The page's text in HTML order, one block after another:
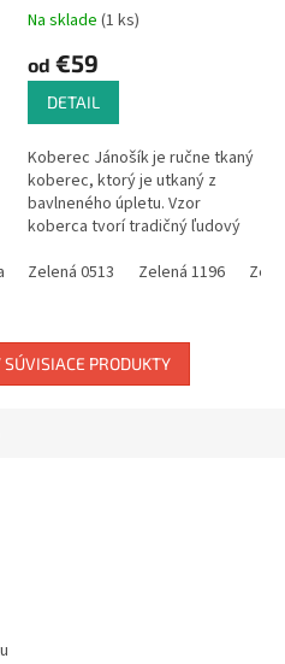
1585 Čierno-biela 1604 Čierno-
Na sklade (1 ks)
od €59
DETAIL
Koberec Jánošík je ručne tkaný
koberec, ktorý je utkaný z
bavlneného úpletu. Vzor
koberca tvorí tradičný ľudový
celom Slovensku ,vtedy slúžil
Zelená 0513 Zelená 1196
PRODUKTY